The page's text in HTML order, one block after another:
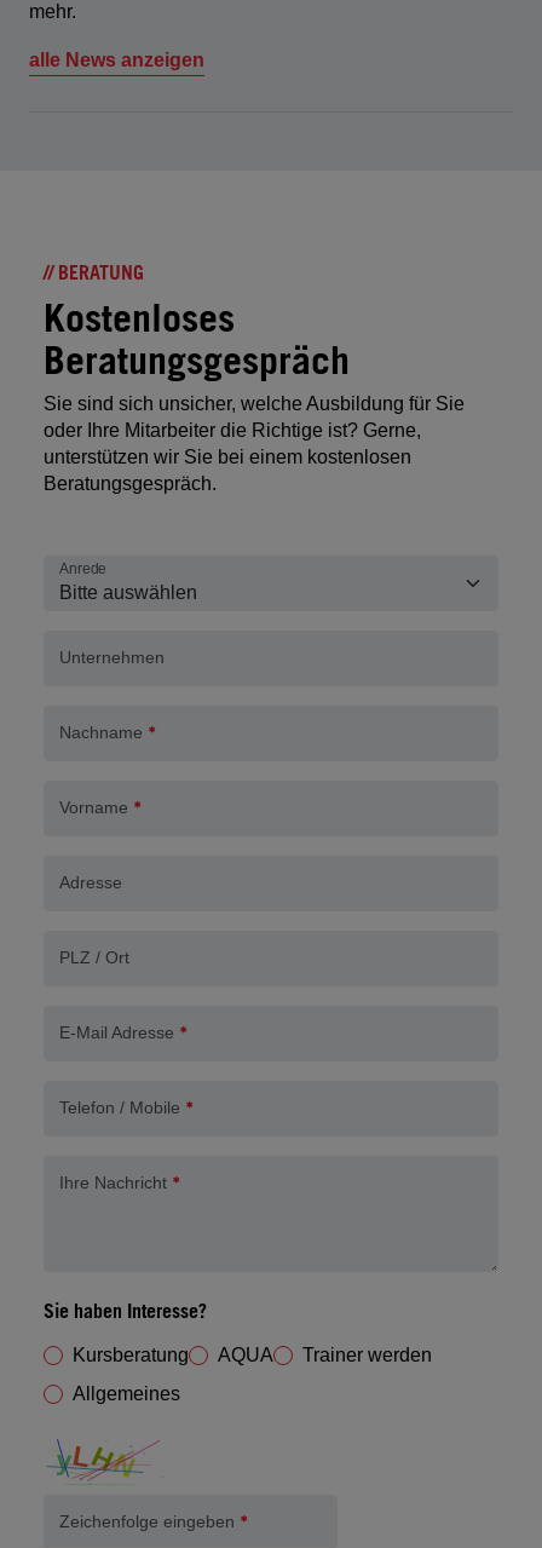
mehr.
alle News anzeigen
// BERATUNG
Kostenloses
Beratungsgespräch
Sie sind sich unsicher, welche Ausbildung für Sie
oder Ihre Mitarbeiter die Richtige ist? Gerne,
unterstützen wir Sie bei einem kostenlosen
Beratungsgespräch.
Anrede
Unternehmen
Nachname
Vorname
Adresse
PLZ / Ort
E-Mail Adresse
Telefon / Mobile
Ihre Nachricht
Sie haben Interesse?
Kursberatung AQUA
Trainer werden
Allgemeines
Zeichenfolge eingeben